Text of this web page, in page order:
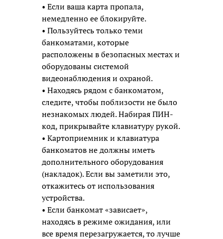
• Если ваша карта пропала,
немедленно ее блокируйте.
• Пользуйтесь только теми
банкоматами, которые
расположены в безопасных местах и
оборудованы системой
видеонаблюдения и охраной.
• Находясь рядом с банкоматом,
следите, чтобы поблизости не было
незнакомых людей. Набирая ПИН-
код, прикрывайте клавиатуру рукой.
• Картоприемник и клавиатура
банкоматов не должны иметь
дополнительного оборудования
(накладок). Если вы заметили это,
откажитесь от использования
устройства.
• Если банкомат «зависает»,
находясь в режиме ожидания, или
все время перезагружается, то лучше